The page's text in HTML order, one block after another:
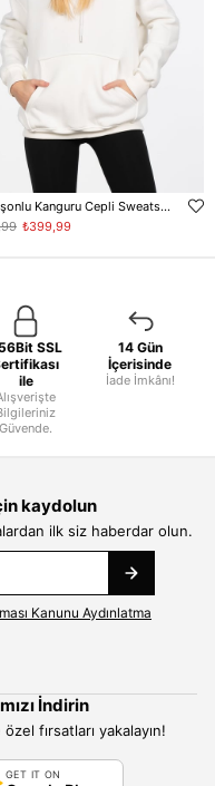
Kapüşonlu Kanguru Cepli Sweatshirt - Ekru
₺399,99
SSL
ile
Güvende.
14 Gün
İçerisinde
İade İmkânı!
kaydolun
ilk siz haberdar olun.
Kanunu Aydınlatma
İndirin
fırsatları yakalayın!
GET IT ON